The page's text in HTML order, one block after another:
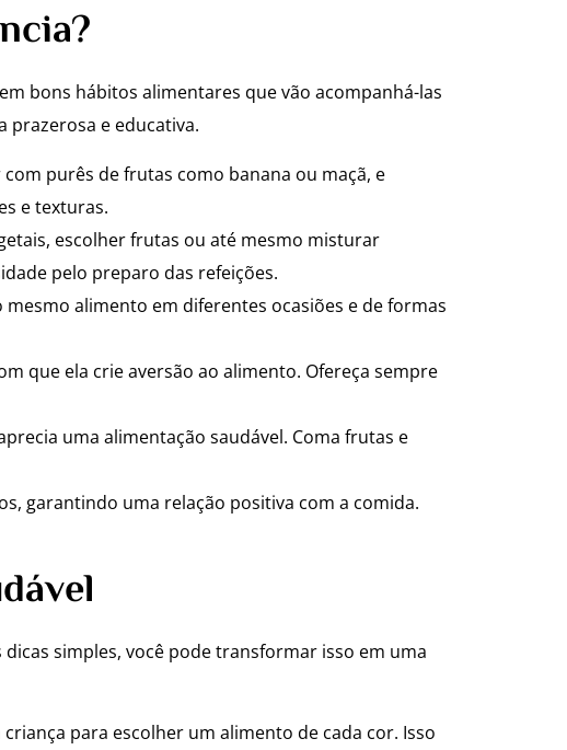
bons hábitos alimentares que vão acompanhá-las
prazerosa e educativa.
purês de frutas como banana ou maçã, e
e texturas.
escolher frutas ou até mesmo misturar
pelo preparo das refeições.
alimento em diferentes ocasiões e de formas
que ela crie aversão ao alimento. Ofereça sempre
uma alimentação saudável. Coma frutas e
garantindo uma relação positiva com a comida.
simples, você pode transformar isso em uma
para escolher um alimento de cada cor. Isso